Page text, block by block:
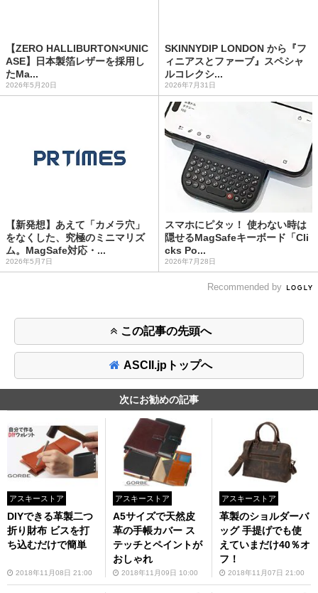
【ZERO HALLIBURTON×UNIC
ASE】日本製箔レザーを採用し
たMa...
2026年5月20日
SKINNYDIP LONDON から『フ
ィニアスとファーブ』スペシャ
ルコレクシ...
2026年7月31日
【新発想】あえて「カメラ穴」
をなくした、究極のミニマリズ
ム。MagSafe対応・...
2026年5月7日
スマホにピタッ！ 使わない時は
隠せるMagSafeキーボード「Cli
cks Po...
2026年7月28日
Recommended by
この記事の先頭へ
ASCII.jpトップへ
次にお勧めの記事
アスキーストア
DIYできる革製二つ
折り財布 ビスを打
ち込むだけで簡単
2018年11月08日 21:00
アスキーストア
A5サイズで天然皮
革の手帳カバー ス
テッチとペイントが
おしゃれ
2018年11月09日 10:00
アスキーストア
革製のショルダーバ
ッグ 手提げでも使
えていまだけ40％オ
フ！
2018年11月07日 21:00